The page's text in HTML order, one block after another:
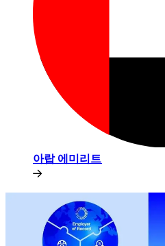
아랍 에미리트​​